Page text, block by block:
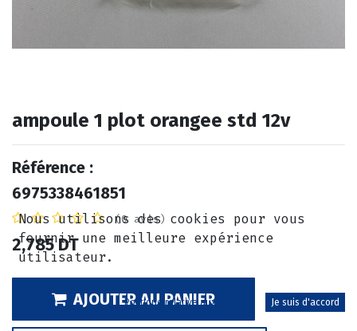
ampoule 1 plot orangee std 12v
Référence :
6975338461851
(0 avis)
2,785DT
AJOUTER AU PANIER
Nous utilisons des cookies pour vous
fournir une meilleure expérience
utilisateur.
Politique relative aux cookies Je suis d'accord